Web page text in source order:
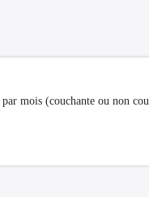
mois (couchante ou non